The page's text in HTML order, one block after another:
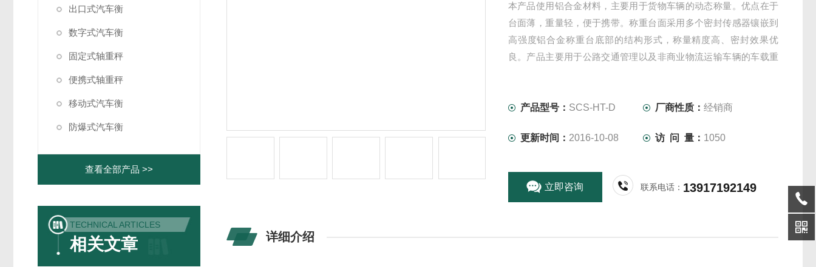
出口式汽车衡
数字式汽车衡
固定式轴重秤
便携式轴重秤
移动式汽车衡
防爆式汽车衡
查看全部产品 >>
TECHNICAL ARTICLES
相关文章
本产品使用铝合金材料，主要用于货物车辆的动态称量。优点在于
台面薄，重量轻，便于携带。称重台面采用多个密封传感器镶嵌到
高强度铝合金称重台底部的结构形式，称量精度高、密封效果优
良。产品主要用于公路交通管理以及非商业物流运输车辆的车载重
产品型号： SCS-HT-D 厂商性质：经销商
更新时间： 2016-10-08 访 问 量： 1050
立即咨询 联系电话： 13917192149
详细介绍